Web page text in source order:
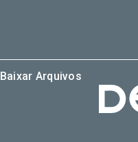
Baixar Arquivos